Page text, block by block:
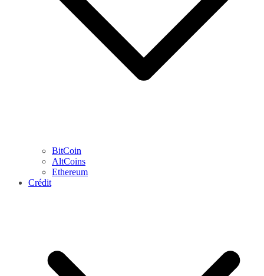
BitCoin
AltCoins
Ethereum
Crédit